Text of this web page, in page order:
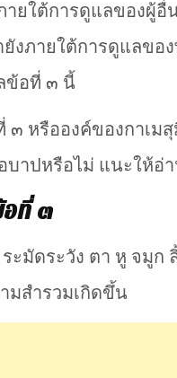
ายใต้การดูแลของผู้
งภายใต้การดูแลขอ
ข้อที่ ๓ นี้
หรือองค์ของกาเม
าปหรือไม่ แนะให้อ่
ที่ ๓
ะมัดระวัง ตา หู จมูก
มสำรวมเกิดขึ้น